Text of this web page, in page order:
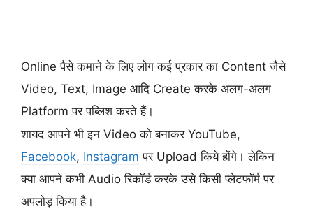
Online पैसे कमाने के लिए लोग कई प्रकार का Content जैसे
Video, Text, Image आदि Create करके अलग-अलग
Platform पर पब्लिश करते हैं।
शायद आपने भी इन Video को बनाकर YouTube,
Facebook, Instagram पर Upload किये होंगे। लेकिन
क्या आपने कभी Audio रिकॉर्ड करके उसे किसी प्लेटफॉर्म पर
अपलोड़ किया है।